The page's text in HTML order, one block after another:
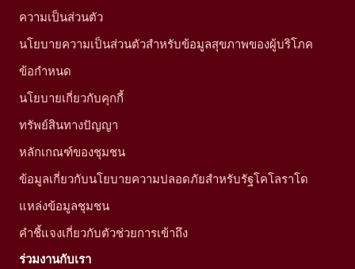
ความเป็นส่วนตัว
นโยบายความเป็นส่วนตัวสำหรับข้อมูลสุขภาพของผู้บริโภค
ข้อกำหนด
นโยบายเกี่ยวกับคุกกี้
ทรัพย์สินทางปัญญา
หลักเกณฑ์ของชุมชน
ข้อมูลเกี่ยวกับนโยบายความปลอดภัยสำหรับรัฐโคโลราโด
แหล่งข้อมูลชุมชน
คำชี้แจงเกี่ยวกับตัวช่วยการเข้าถึง
ร่วมงานกับเรา